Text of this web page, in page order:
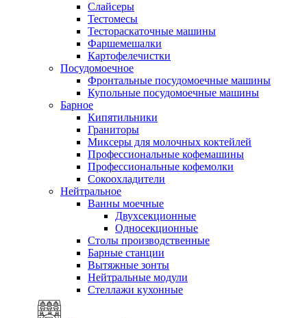
Слайсеры
Тестомесы
Тестораскаточные машины
Фаршемешалки
Картофелечистки
Посудомоечное
Фронтальные посудомоечные машины
Купольные посудомоечные машины
Барное
Кипятильники
Граниторы
Миксеры для молочных коктейлей
Профессиональные кофемашины
Профессиональные кофемолки
Сокоохладители
Нейтральное
Ванны моечные
Двухсекционные
Односекционные
Столы производственные
Барные станции
Вытяжные зонты
Нейтральные модули
Стеллажи кухонные